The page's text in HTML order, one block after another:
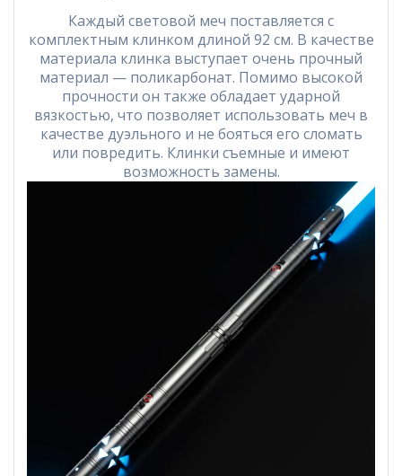
Каждый световой меч поставляется с
комплектным клинком длиной 92 см. В качестве
материала клинка выступает очень прочный
материал — поликарбонат. Помимо высокой
прочности он также обладает ударной
вязкостью, что позволяет использовать меч в
качестве дуэльного и не бояться его сломать
или повредить. Клинки съемные и имеют
возможность замены.